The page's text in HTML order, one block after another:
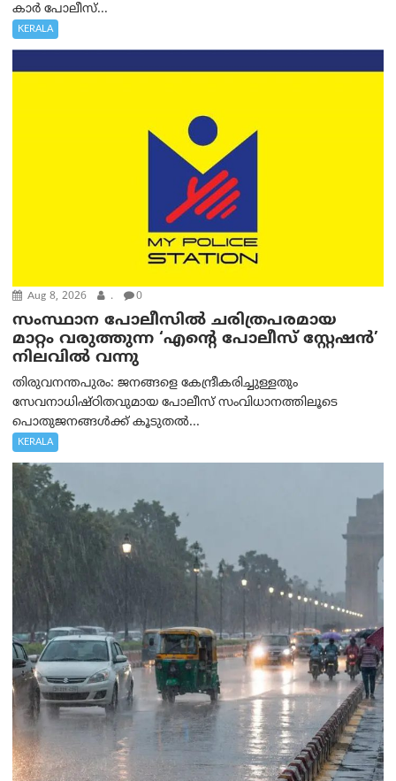
കാർ പോലീസ്...
KERALA
Aug 8, 2026 . 0
സംസ്ഥാന പോലീസിൽ ചരിത്രപരമായ
മാറ്റം വരുത്തുന്ന ‘എന്റെ പോലീസ് സ്റ്റേഷൻ’
നിലവില്‍ വന്നു
തിരുവനന്തപുരം: ജനങ്ങളെ കേന്ദ്രീകരിച്ചുള്ളതും
സേവനാധിഷ്ഠിതവുമായ പോലീസ് സംവിധാനത്തിലൂടെ
പൊതുജനങ്ങൾക്ക് കൂടുതൽ...
KERALA